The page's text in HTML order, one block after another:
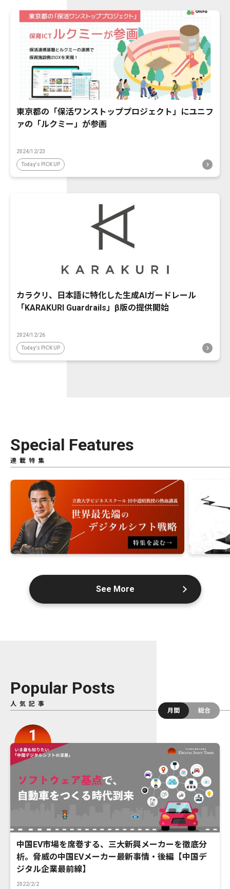
東京都の「保活ワンストッププロジェクト」にユニフ
ァの「ルクミー」が参画
2024/12/23
Today's PICK UP
カラクリ、日本語に特化した生成AIガードレール
「KARAKURI Guardrails」β版の提供開始
2024/12/26
Today's PICK UP
Special Features
連載特集
See More
Popular Posts
人気記事
月間
総合
中国EV市場を席巻する、三大新興メーカーを徹底分
析。脅威の中国EVメーカー最新事情・後編【中国デ
ジタル企業最前線】
2022/2/2